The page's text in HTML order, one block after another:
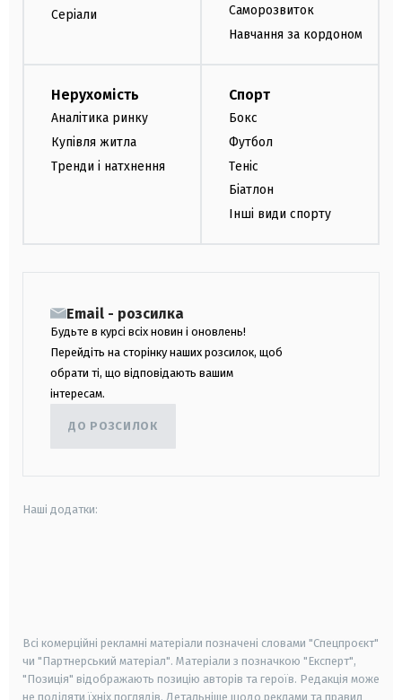
Серіали
Саморозвиток
Навчання за кордоном
Нерухомість
Аналітика ринку
Купівля житла
Тренди і натхнення
Спорт
Бокс
Футбол
Теніс
Біатлон
Інші види спорту
Email - розсилка
Будьте в курсі всіх новин і оновлень!
Перейдіть на сторінку наших розсилок, щоб
обрати ті, що відповідають вашим
інтересам.
ДО РОЗСИЛОК
Наші додатки:
Всі комерційні рекламні матеріали позначені словами "Спецпроєкт"
чи "Партнерський матеріал". Матеріали з позначкою "Експерт",
"Позиція" відображають позицію авторів та героїв. Редакція може
не поділяти їхніх поглядів. Детальніше щодо реклами та правил